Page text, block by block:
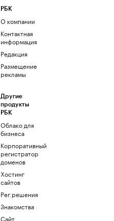
РБК
О компании
Контактная
информация
Редакция
Размещение
рекламы
Другие
продукты
РБК
Облако для
бизнеса
Корпоративный
регистратор
доменов
Хостинг
сайтов
Рег.решения
Знакомства
Сайт